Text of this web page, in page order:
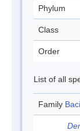
Phylum
Class
Order
List of all
Family